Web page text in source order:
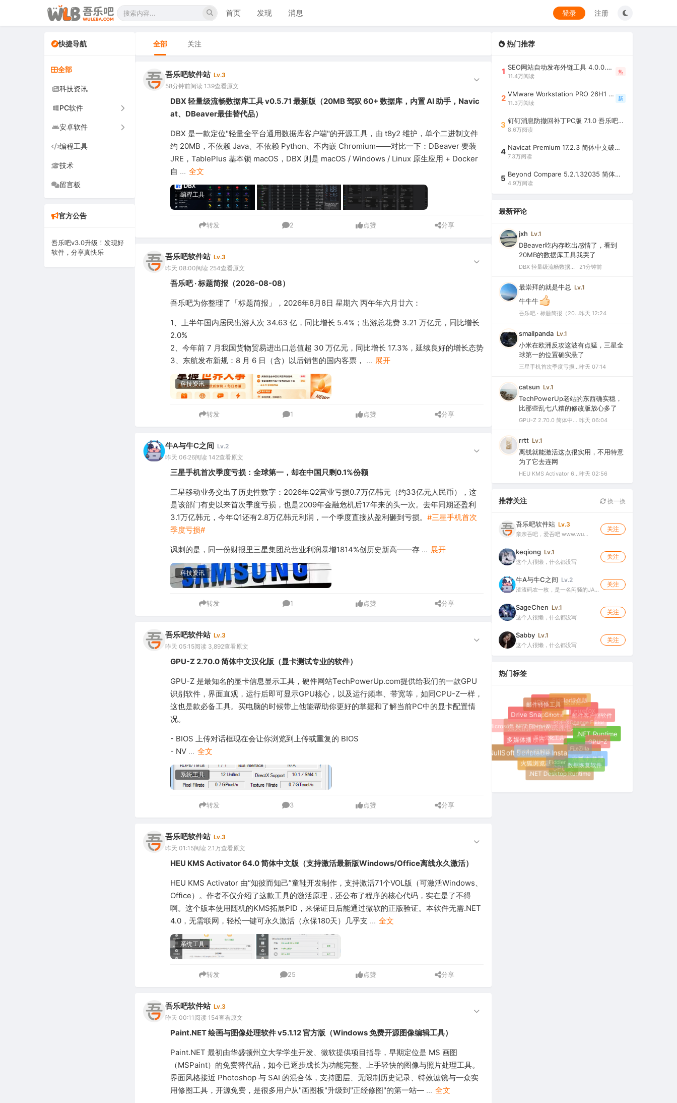
首页 发现 消息 登录 注册
快捷导航
全部
科技资讯
PC软件
办公软件
网络软件
音频视频
系统下载
安卓软件
手机软件
车机软件
编程工具
技术
留言板
官方公告
吾乐吧v3.0升级！发现好
软件，分享真快乐
全部 关注
吾乐吧软件站 Lv.3
58分钟前阅读 139查看原文
DBX 轻量级流畅数据库工具 v0.5.71 最新版（20MB 驾驭 60+ 数据库，内置 AI 助手，Navic
at、DBeaver最佳替代品）
DBX 是一款定位"轻量全平台通用数据库客户端"的开源工具，由 t8y2 维护，单个二进制文件
约 20MB，不依赖 Java、不依赖 Python、不内嵌 Chromium——对比一下：DBeaver 要装
JRE，TablePlus 基本锁 macOS，DBX 则是 macOS / Windows / Linux 原生应用 + Docker
自 ... 全文
编程工具
转发 2 点赞 分享
吾乐吧软件站 Lv.3
昨天 08:00阅读 254查看原文
吾乐吧 · 标题简报（2026-08-08）
吾乐吧为你整理了「标题简报」，2026年8月8日 星期六 丙午年六月廿六：
1、上半年国内居民出游人次 34.63 亿，同比增长 5.4%；出游总花费 3.21 万亿元，同比增长
2.0%
2、今年前 7 月我国货物贸易进出口总值超 30 万亿元，同比增长 17.3%，延续良好的增长态势
3、东航发布新规：8 月 6 日（含）以后销售的国内客票， ... 展开
科技资讯
转发 1 点赞 分享
牛A与牛C之间 Lv.2
昨天 06:26阅读 142查看原文
三星手机首次季度亏损：全球第一，却在中国只剩0.1%份额
三星移动业务交出了历史性数字：2026年Q2营业亏损0.7万亿韩元（约33亿元人民币），这
是该部门有史以来首次季度亏损，也是2009年金融危机后17年来的头一次。去年同期还盈利
3.1万亿韩元，今年Q1还有2.8万亿韩元利润，一个季度直接从盈利砸到亏损。 #三星手机首次
季度亏损#
讽刺的是，同一份财报里三星集团总营业利润暴增1814%创历史新高——存 ... 展开
科技资讯
转发 1 点赞 分享
吾乐吧软件站 Lv.3
昨天 05:15阅读 3,892查看原文
GPU-Z 2.70.0 简体中文汉化版（显卡测试专业的软件）
GPU-Z 是最知名的显卡信息显示工具，硬件网站TechPowerUp.com提供给我们的一款GPU
识别软件，界面直观，运行后即可显示GPU核心，以及运行频率、带宽等，如同CPU-Z一样，
这也是款必备工具。买电脑的时候带上他能帮助你更好的掌握和了解当前PC中的显卡配置情
况。
- BIOS 上传对话框现在会让你浏览到上传或重复的 BIOS
- NV ... 全文
系统工具
转发 3 点赞 分享
吾乐吧软件站 Lv.3
昨天 01:15阅读 2.1万查看原文
HEU KMS Activator 64.0 简体中文版（支持激活最新版Windows/Office离线永久激活）
HEU KMS Activator 由“知彼而知己”童鞋开发制作，支持激活71个VOL版（可激活Windows、
Office）。作者不仅介绍了这款工具的激活原理，还公布了程序的核心代码，实在是了不得
啊。这个版本使用随机的KMS拓展PID，来保证日后能通过微软的正版验证。本软件无需.NET
4.0，无需联网，轻松一键可永久激活（永保180天）几乎支 ... 全文
系统工具
转发 25 点赞 分享
吾乐吧软件站 Lv.3
昨天 00:11 阅读 154查看原文
Paint.NET 绘画与图像处理软件 v5.1.12 官方版（Windows 免费开源图像编辑工具）
Paint.NET 最初由华盛顿州立大学学生开发、微软提供项目指导，早期定位是 MS 画图
（MSPaint）的免费替代品，如今已逐步成长为功能完整、上手轻快的图像与照片处理工具。
界面风格接近 Photoshop 与 SAI 的混合体，支持图层、无限制历史记录、特效滤镜与一众实
用修图工具，开源免费，是很多用户从"画图板"升级到"正经修图"的第一站— ... 全文
热门推荐
1 SEO网站自动发布外链工具 4.0.0.0 吾乐吧优化版（智能代理狂刷外链）
11.4万阅读
热
2 VMware Workstation PRO 26H1 中文精简安装注册版 / 完整版（最好用的虚拟机软件）
11.3万阅读
新
3 钉钉消息防撤回补丁PC版 7.1.0 吾乐吧优化版（支持消息防撤回+钉钉多开+支持消息永不已读+去除钉钉水印）
8.6万阅读
4 Navicat Premium 17.2.3 简体中文破解版（多重数据库管理工具）
7.3万阅读
5 Beyond Compare 5.2.1.32035 简体中文注册版（超强文件/夹比较工具）
4.9万阅读
最新评论
jxh Lv.1
DBeaver吃内存吃出感情了，看到
20MB的数据库工具我哭了
DBX 轻量级流畅数据库工具 v0.5.71 最新版（20MB 驾驭 60+ 数据库，内置 AI 助手，Navicat、DBeaver最佳替代品） 21分钟前
最崇拜的就是牛总 Lv.1
牛牛牛
吾乐吧 · 标题简报（2026-08-08）昨天 12:24
smallpanda Lv.1
小米在欧洲反攻这波有点猛，三星全
球第一的位置确实悬了
三星手机首次季度亏损，中国市场仅剩0.1%份额背后的三大败因昨天 07:14
catsun Lv.1
TechPowerUp老站的东西确实稳，
比那些乱七八糟的修改版放心多了
GPU-Z 2.70.0 简体中文汉化版（显卡测试专业的软件） 昨天 06:04
rrtt Lv.1
离线就能激活这点很实用，不用特意
为了它去连网
HEU KMS Activator 64.0 简体中文版（支持激活最新版Windows/Office离线永久激活）昨天 02:56
推荐关注 换一换
吾乐吧软件站 Lv.3
亲亲吾吧，爱吾吧 www.wu…
关注
keqiong Lv.1
这个人很懒，什么都没写
关注
牛A与牛C之间 Lv.2
渣渣码农一枚，是一名闷骚的JA…
关注
SageChen Lv.1
这个人很懒，什么都没写
关注
Sabby Lv.1
这个人很懒，什么都没写
关注
热门标签
钉钉
360浏览器
强大的网络调试抓包工具
NullSoft Scriptable Install System
CPU-Z
水狐浏览器
.NET Runtime
Firefox
IObit Uninstaller
Drive SnapShot
多媒体播放器
火狐浏览器
.NET Desktop Runtime
数据恢复软件
GPU-Z
邮件客户端软件
Fiddler绿色版
邮件转换工具
Microsoft .NET Framework 9.0
Fiddler破解版
Fiddler
FileZilla
PDF-XChange Editor
Chrome
系统优化工具